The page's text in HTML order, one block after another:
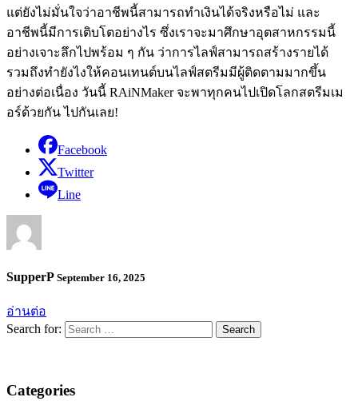
แต่ยังไม่มั่นใจว่าอาชีพนี้สามารถทำเงินได้จริงหรือไม่ และ
อาชีพนี้มีการเติบโตอย่างไร ซึ่งเราจะมาศึกษาอุตสาหกรรมนี้
อย่างเจาะลึกไปพร้อม ๆ กัน ว่าการไลฟ์สามารถสร้างรายได้
รวมถึงทำยังไงให้คอนเทนต์บนไลฟ์สตรีมมีผู้ติดตามมากขึ้น
อย่างต่อเนื่อง วันนี้ RAiNMaker จะพาทุกคนไปเปิดโลกสตรีมเม
อร์ด้วยกัน ไปกันเลย!
Facebook
Twitter
Line
SupperP September 16, 2025
อ่านต่อ
Search for:
Categories